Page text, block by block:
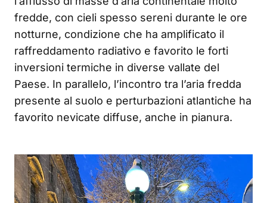
fredde, con cieli spesso sereni durante le ore
notturne, condizione che ha amplificato il
raffreddamento radiativo e favorito le forti
inversioni termiche in diverse vallate del
Paese. In parallelo, l’incontro tra l’aria fredda
presente al suolo e perturbazioni atlantiche ha
favorito nevicate diffuse, anche in pianura.